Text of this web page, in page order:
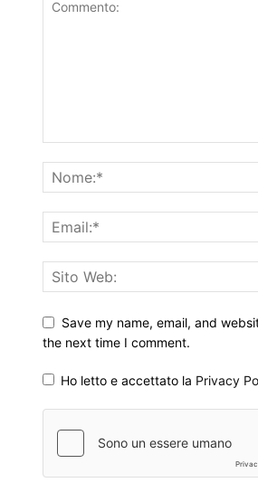
Save my name, email, and
the next time I comment.
Ho letto e accettato la Privacy